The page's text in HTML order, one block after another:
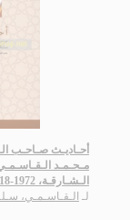
أحـاديـث صـاحـب
مـحـمـد
الـشـارقـة، 1972-2018 م
لـ الـقـاسـمـي،